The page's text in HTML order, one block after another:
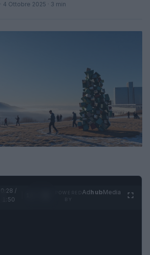
· 4 Ottobre 2025 · 3 min
0:29 /
1:50
AdhubMedia